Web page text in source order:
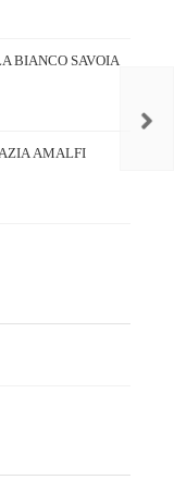
BIANCO SAVOIA
AMALFI